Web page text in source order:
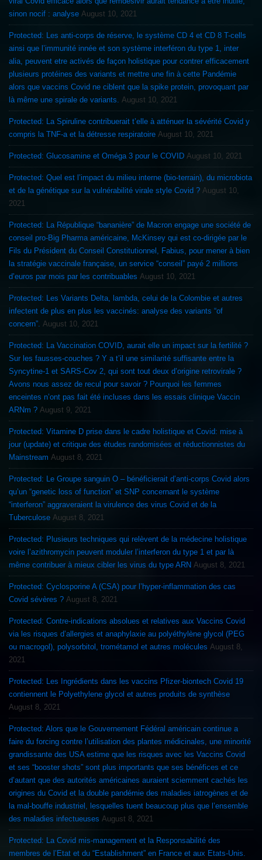
sinon nocif : analyse August 10, 2021
Protected: Les anti-corps de réserve, le système CD 4 et CD 8 T-cells
ainsi que l’immunité innée et son système interféron du type 1, inter
alia, peuvent etre activés de façon holistique pour contrer efficacement
plusieurs protéines des variants et mettre une fin à cette Pandémie
alors que vaccins Covid ne ciblent que la spike protein, provoquant par
là même une spirale de variants.
August 10, 2021
Protected: La Spiruline contribuerait t’elle à atténuer la sévérité Covid y
compris la TNF-a et la détresse respiratoire August 10, 2021
Protected: Glucosamine et Oméga 3 pour le COVID August 10, 2021
Protected: Quel est l’impact du milieu interne (bio-terrain), du microbiota
et de la génétique sur la vulnérabilité virale style Covid ? August 10,
2021
Protected: La République “bananière” de Macron engage une société de
conseil pro-Big Pharma américaine, McKinsey qui est co-dirigée par le
Fils du Président du Conseil Constitutionnel, Fabius, pour mener à bien
la stratégie vaccinale française, un service “conseil” payé 2 millions
d’euros par mois par les contribuables August 10, 2021
Protected: Les Variants Delta, lambda, celui de la Colombie et autres
infectent de plus en plus les vaccinés: analyse des variants “of
concern”. August 10, 2021
Protected: La Vaccination COVID, aurait elle un impact sur la fertilité ?
Sur les fausses-couches ? Y a t’il une similarité suffisante entre la
Syncytine-1 et SARS-Cov 2, qui sont tout deux d’origine retrovirale ?
Avons nous assez de recul pour savoir ? Pourquoi les femmes
enceintes n’ont pas fait été incluses dans les essais clinique Vaccin
ARNm ? August 9, 2021
Protected: Vitamine D prise dans le cadre holistique et Covid: mise à
jour (update) et critique des études randomisées et réductionnistes du
Mainstream August 8, 2021
Protected: Le Groupe sanguin O – bénéficierait d’anti-corps Covid alors
qu’un “genetic loss of function” et SNP concernant le système
“interferon” aggraveraient la virulence des virus Covid et de la
Tuberculose August 8, 2021
Protected: Plusieurs techniques qui relèvent de la médecine holistique
voire l’azithromycin peuvent moduler l’interferon du type 1 et par là
même contribuer à mieux cibler les virus du type ARN August 8, 2021
Protected: Cyclosporine A (CSA) pour l’hyper-inflammation des cas
Covid sévères ? August 8, 2021
Protected: Contre-indications absolues et relatives aux Vaccins Covid
via les risques d’allergies et anaphylaxie au polyéthylène glycol (PEG
ou macrogol), polysorbitol, trométamol et autres molécules August 8,
2021
Protected: Les Ingrédients dans les vaccins Pfizer-biontech Covid 19
contiennent le Polyethylene glycol et autres produits de synthèse
August 8, 2021
Protected: Alors que le Gouvernement Fédéral américain continue a
faire du forcing contre l’utilisation des plantes médicinales, une minorité
grandissante des USA estime que les risques avec les Vaccins Covid
et ses “booster shots” sont plus importants que ses bénéfices et ce
d’autant que des autorités américaines auraient sciemment cachés les
origines du Covid et la double pandémie des maladies iatrogènes et de
la mal-bouffe industriel, lesquelles tuent beaucoup plus que l’ensemble
des maladies infectueuses August 8, 2021
Protected: La Covid mis-management et la Responsabilité des
membres de l’Etat et du “Establishment” en France et aux Etats-Unis.